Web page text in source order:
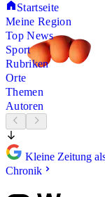
Startseite
Meine Region
Top News
Sport
Rubriken
Orte
Themen
Autoren
Kleine Zeitung
Chronik